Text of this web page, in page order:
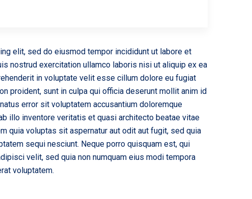
elit, sed do eiusmod tempor incididunt ut labore et
nostrud exercitation ullamco laboris nisi ut aliquip ex ea
in voluptate velit esse cillum dolore eu fugiat
proident, sunt in culpa qui officia deserunt mollit anim id
error sit voluptatem accusantium doloremque
illo inventore veritatis et quasi architecto beatae vitae
quia voluptas sit aspernatur aut odit aut fugit, sed quia
sequi nesciunt. Neque porro quisquam est, qui
velit, sed quia non numquam eius modi tempora
voluptatem.